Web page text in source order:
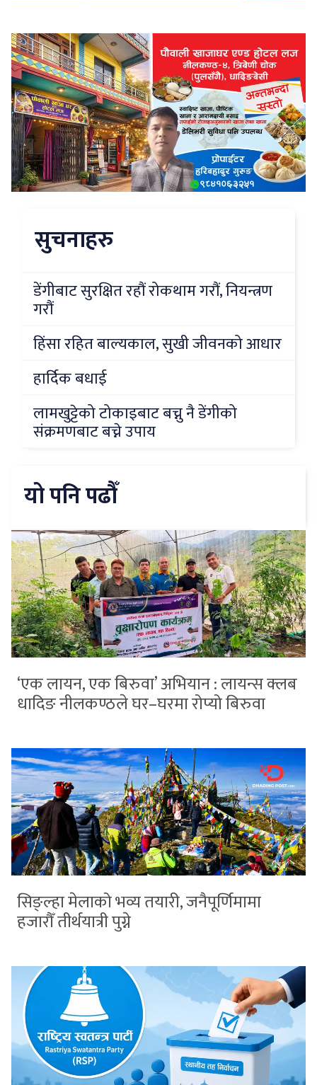
सुचनाहरु
डेंगीबाट सुरक्षित रहौं रोकथाम गरौं, नियन्त्रण
गरौं
हिंसा रहित बाल्यकाल, सुखी जीवनको आधार
हार्दिक बधाई
लामखुट्टेको टोकाइबाट बच्नु नै डेंगीको
संक्रमणबाट बच्ने उपाय
यो पनि पढौँ
‘एक लायन, एक बिरुवा’ अभियान : लायन्स क्लब
धादिङ नीलकण्ठले घर–घरमा रोप्यो बिरुवा
सिङ्ल्हा मेलाको भव्य तयारी, जनैपूर्णिमामा
हजारौँ तीर्थयात्री पुग्ने